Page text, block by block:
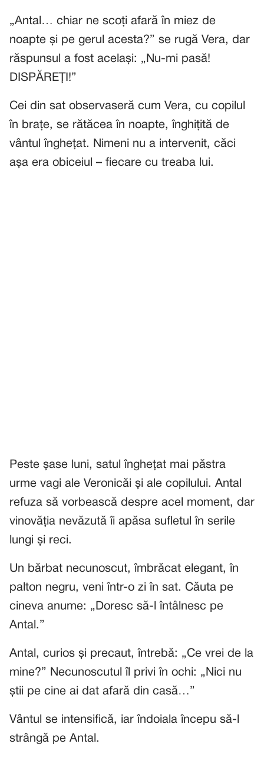
„Antal… chiar ne scoți afară în miez de
noapte și pe gerul acesta?” se rugă Vera, dar
răspunsul a fost același: „Nu-mi pasă!
DISPĂREȚI!”
Cei din sat observaseră cum Vera, cu copilul
în brațe, se rătăcea în noapte, înghițită de
vântul înghețat. Nimeni nu a intervenit, căci
așa era obiceiul – fiecare cu treaba lui.
Peste șase luni, satul înghețat mai păstra
urme vagi ale Veronicăi și ale copilului. Antal
refuza să vorbească despre acel moment, dar
vinovăția nevăzută îi apăsa sufletul în serile
lungi și reci.
Un bărbat necunoscut, îmbrăcat elegant, în
palton negru, veni într-o zi în sat. Căuta pe
cineva anume: „Doresc să-l întâlnesc pe
Antal.”
Antal, curios și precaut, întrebă: „Ce vrei de la
mine?” Necunoscutul îl privi în ochi: „Nici nu
știi pe cine ai dat afară din casă…”
Vântul se intensifică, iar îndoiala începu să-l
strângă pe Antal.